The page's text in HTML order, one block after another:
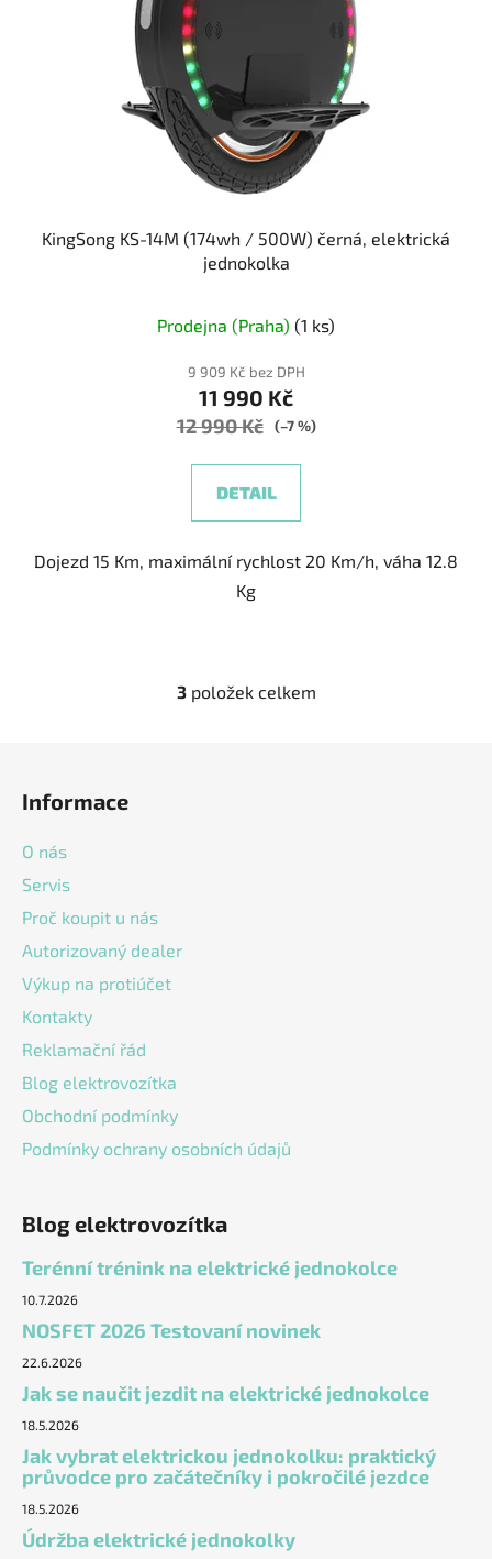
KingSong KS-14M (174wh / 500W) černá, elektrická
jednokolka
Prodejna (Praha) (1 ks)
9 909 Kč bez DPH
11 990 Kč
12 990 Kč (–7 %)
DETAIL
Dojezd 15 Km, maximální rychlost 20 Km/h, váha 12.8
Kg
O
u
3položek celkem
Informace
O nás
Servis
Proč koupit u nás
Autorizovaný dealer
Výkup na protiúčet
Kontakty
Reklamační řád
Blog elektrovozítka
Obchodní podmínky
Podmínky ochrany osobních údajů
Blog elektrovozítka
Terénní trénink na elektrické jednokolce
10.7.2026
NOSFET 2026 Testovaní novinek
22.6.2026
Jak se naučit jezdit na elektrické jednokolce
18.5.2026
Jak vybrat elektrickou jednokolku: praktický
průvodce pro začátečníky i pokročilé jezdce
18.5.2026
Údržba elektrické jednokolky